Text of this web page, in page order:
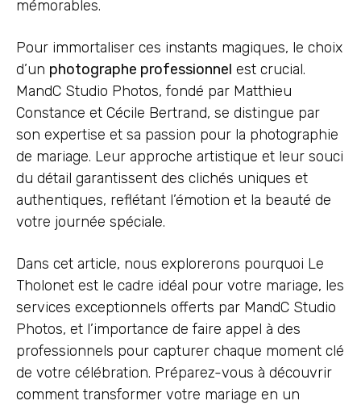
mémorables.
Pour immortaliser ces instants magiques, le choix
d’un photographe professionnel est crucial.
MandC Studio Photos, fondé par Matthieu
Constance et Cécile Bertrand, se distingue par
son expertise et sa passion pour la photographie
de mariage. Leur approche artistique et leur souci
du détail garantissent des clichés uniques et
authentiques, reflétant l’émotion et la beauté de
votre journée spéciale.
Dans cet article, nous explorerons pourquoi Le
Tholonet est le cadre idéal pour votre mariage, les
services exceptionnels offerts par MandC Studio
Photos, et l’importance de faire appel à des
professionnels pour capturer chaque moment clé
de votre célébration. Préparez-vous à découvrir
comment transformer votre mariage en un